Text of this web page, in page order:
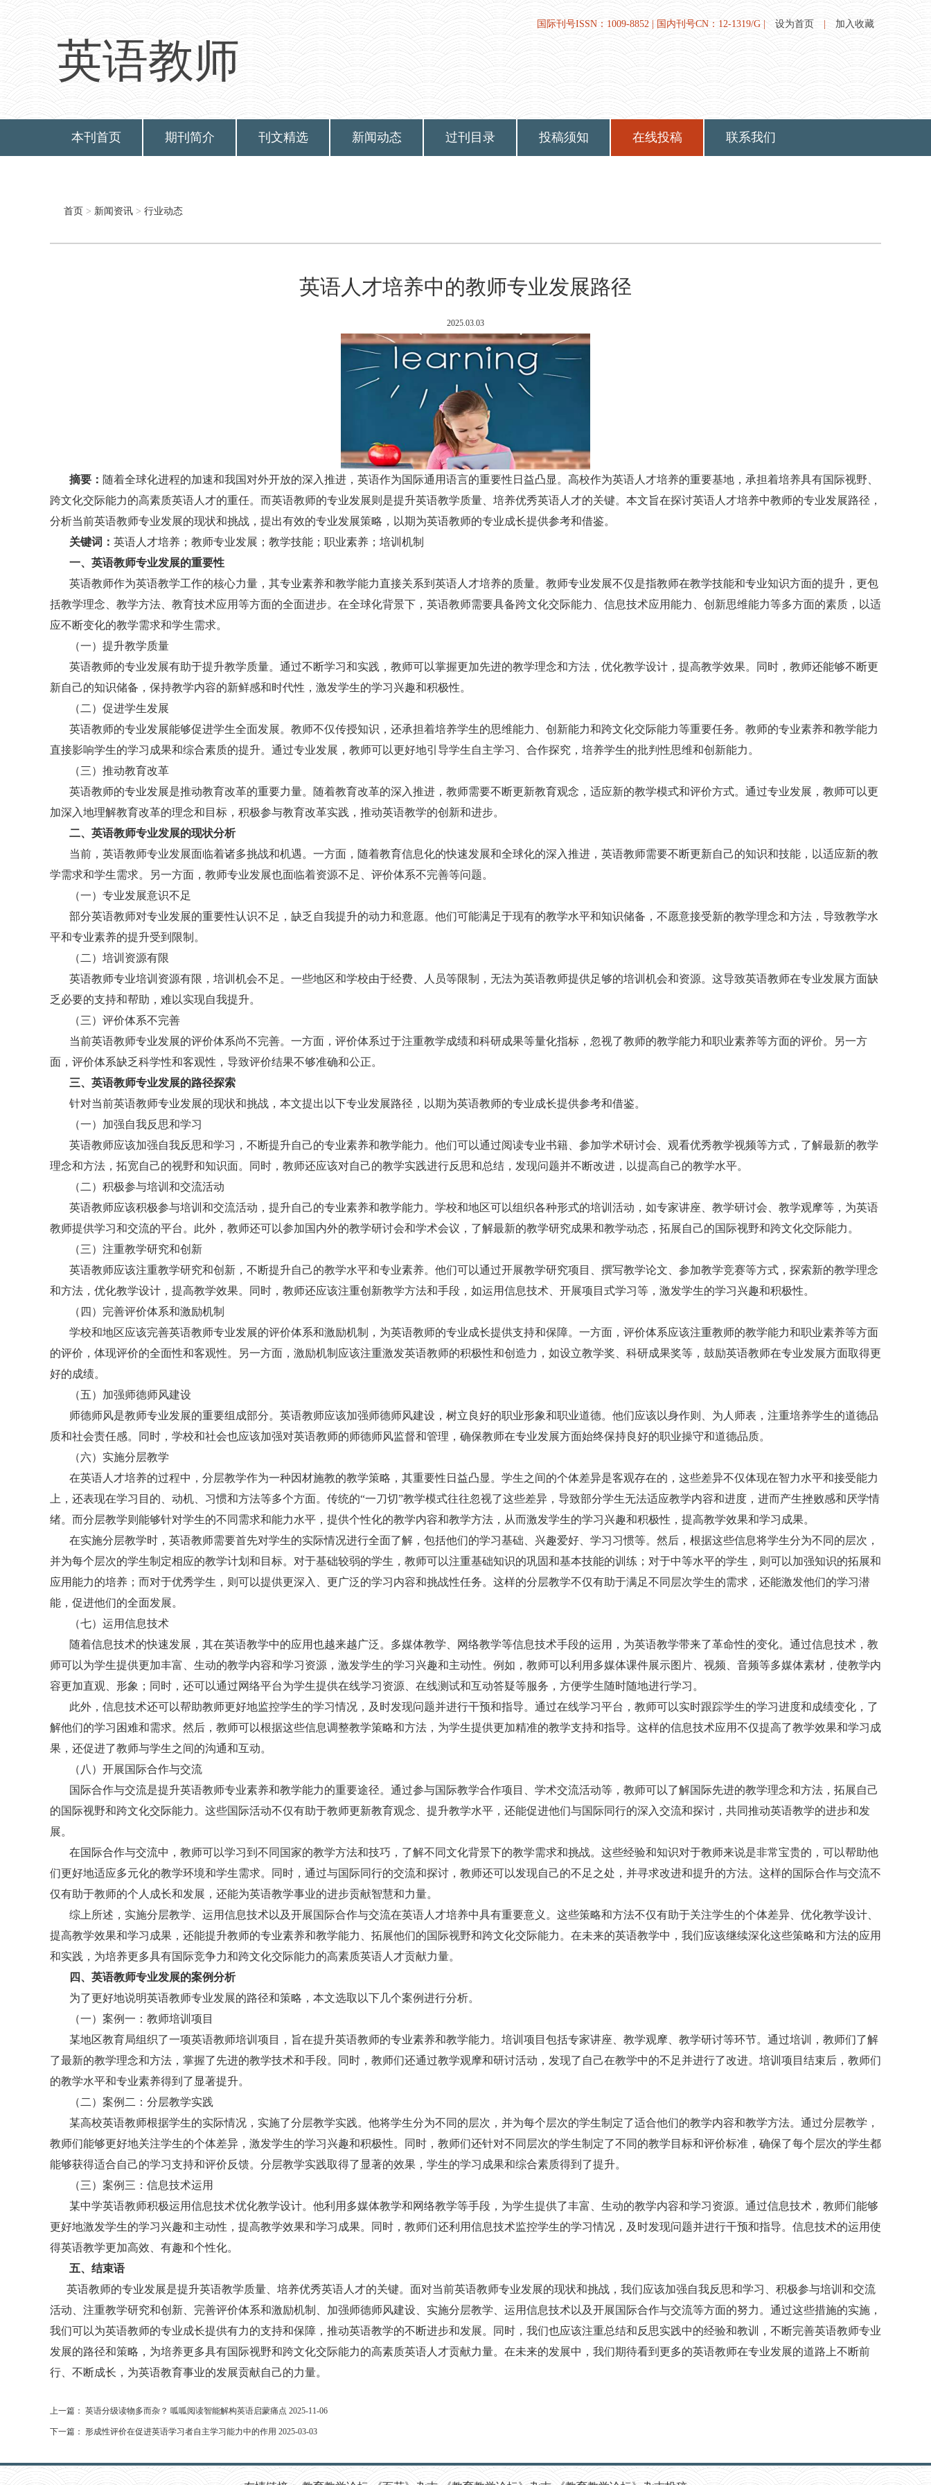
英语教师
国际刊号ISSN：1009-8852 | 国内刊号CN：12-1319/G | 设为首页 加入收藏
本刊首页 期刊简介 刊文精选 新闻动态 过刊目录 投稿须知 在线投稿 联系我们
首页 > 新闻资讯 > 行业动态
英语人才培养中的教师专业发展路径
2025.03.03
摘要 ： 随着全球化进程的加速和我国对外开放的深入推进，英语作为国际通用语言的重要性日益凸显。高校作为英语人才培养的重要基地，承担着培养具有国际视野、
跨文化交际能力的高素质英语人才的重任。而英语教师的专业发展则是提升英语教学质量、培养优秀英语人才的关键。本文旨在探讨英语人才培养中教师的专业发展路径，
分析当前英语教师专业发展的现状和挑战，提出有效的专业发展策略，以期为英语教师的专业成长提供参考和借鉴。
关键词 ：英语人才培养；教师专业发展；教学技能；职业素养；培训机制
一、英语教师专业发展的重要性
英语教师作为英语教学工作的核心力量，其专业素养和教学能力直接关系到英语人才培养的质量。教师专业发展不仅是指教师在教学技能和专业知识方面的提升，更包
括教学理念、教学方法、教育技术应用等方面的全面进步。在全球化背景下，英语教师需要具备跨文化交际能力、信息技术应用能力、创新思维能力等多方面的素质，以适
应不断变化的教学需求和学生需求。
（一）提升教学质量
英语教师的专业发展有助于提升教学质量。通过不断学习和实践，教师可以掌握更加先进的教学理念和方法，优化教学设计，提高教学效果。同时，教师还能够不断更
新自己的知识储备，保持教学内容的新鲜感和时代性，激发学生的学习兴趣和积极性。
（二）促进学生发展
英语教师的专业发展能够促进学生全面发展。教师不仅传授知识，还承担着培养学生的思维能力、创新能力和跨文化交际能力等重要任务。教师的专业素养和教学能力
直接影响学生的学习成果和综合素质的提升。通过专业发展，教师可以更好地引导学生自主学习、合作探究，培养学生的批判性思维和创新能力。
（三）推动教育改革
英语教师的专业发展是推动教育改革的重要力量。随着教育改革的深入推进，教师需要不断更新教育观念，适应新的教学模式和评价方式。通过专业发展，教师可以更
加深入地理解教育改革的理念和目标，积极参与教育改革实践，推动英语教学的创新和进步。
二、英语教师专业发展的现状分析
当前，英语教师专业发展面临着诸多挑战和机遇。一方面，随着教育信息化的快速发展和全球化的深入推进，英语教师需要不断更新自己的知识和技能，以适应新的教
学需求和学生需求。另一方面，教师专业发展也面临着资源不足、评价体系不完善等问题。
（一）专业发展意识不足
部分英语教师对专业发展的重要性认识不足，缺乏自我提升的动力和意愿。他们可能满足于现有的教学水平和知识储备，不愿意接受新的教学理念和方法，导致教学水
平和专业素养的提升受到限制。
（二）培训资源有限
英语教师专业培训资源有限，培训机会不足。一些地区和学校由于经费、人员等限制，无法为英语教师提供足够的培训机会和资源。这导致英语教师在专业发展方面缺
乏必要的支持和帮助，难以实现自我提升。
（三）评价体系不完善
当前英语教师专业发展的评价体系尚不完善。一方面，评价体系过于注重教学成绩和科研成果等量化指标，忽视了教师的教学能力和职业素养等方面的评价。另一方
面，评价体系缺乏科学性和客观性，导致评价结果不够准确和公正。
三、英语教师专业发展的路径探索
针对当前英语教师专业发展的现状和挑战，本文提出以下专业发展路径，以期为英语教师的专业成长提供参考和借鉴。
（一）加强自我反思和学习
英语教师应该加强自我反思和学习，不断提升自己的专业素养和教学能力。他们可以通过阅读专业书籍、参加学术研讨会、观看优秀教学视频等方式，了解最新的教学
理念和方法，拓宽自己的视野和知识面。同时，教师还应该对自己的教学实践进行反思和总结，发现问题并不断改进，以提高自己的教学水平。
（二）积极参与培训和交流活动
英语教师应该积极参与培训和交流活动，提升自己的专业素养和教学能力。学校和地区可以组织各种形式的培训活动，如专家讲座、教学研讨会、教学观摩等，为英语
教师提供学习和交流的平台。此外，教师还可以参加国内外的教学研讨会和学术会议，了解最新的教学研究成果和教学动态，拓展自己的国际视野和跨文化交际能力。
（三）注重教学研究和创新
英语教师应该注重教学研究和创新，不断提升自己的教学水平和专业素养。他们可以通过开展教学研究项目、撰写教学论文、参加教学竞赛等方式，探索新的教学理念
和方法，优化教学设计，提高教学效果。同时，教师还应该注重创新教学方法和手段，如运用信息技术、开展项目式学习等，激发学生的学习兴趣和积极性。
（四）完善评价体系和激励机制
学校和地区应该完善英语教师专业发展的评价体系和激励机制，为英语教师的专业成长提供支持和保障。一方面，评价体系应该注重教师的教学能力和职业素养等方面
的评价，体现评价的全面性和客观性。另一方面，激励机制应该注重激发英语教师的积极性和创造力，如设立教学奖、科研成果奖等，鼓励英语教师在专业发展方面取得更
好的成绩。
（五）加强师德师风建设
师德师风是教师专业发展的重要组成部分。英语教师应该加强师德师风建设，树立良好的职业形象和职业道德。他们应该以身作则、为人师表，注重培养学生的道德品
质和社会责任感。同时，学校和社会也应该加强对英语教师的师德师风监督和管理，确保教师在专业发展方面始终保持良好的职业操守和道德品质。
（六）实施分层教学
在英语人才培养的过程中，分层教学作为一种因材施教的教学策略，其重要性日益凸显。学生之间的个体差异是客观存在的，这些差异不仅体现在智力水平和接受能力
上，还表现在学习目的、动机、习惯和方法等多个方面。传统的“一刀切”教学模式往往忽视了这些差异，导致部分学生无法适应教学内容和进度，进而产生挫败感和厌学情
绪。而分层教学则能够针对学生的不同需求和能力水平，提供个性化的教学内容和教学方法，从而激发学生的学习兴趣和积极性，提高教学效果和学习成果。
在实施分层教学时，英语教师需要首先对学生的实际情况进行全面了解，包括他们的学习基础、兴趣爱好、学习习惯等。然后，根据这些信息将学生分为不同的层次，
并为每个层次的学生制定相应的教学计划和目标。对于基础较弱的学生，教师可以注重基础知识的巩固和基本技能的训练；对于中等水平的学生，则可以加强知识的拓展和
应用能力的培养；而对于优秀学生，则可以提供更深入、更广泛的学习内容和挑战性任务。这样的分层教学不仅有助于满足不同层次学生的需求，还能激发他们的学习潜
能，促进他们的全面发展。
（七）运用信息技术
随着信息技术的快速发展，其在英语教学中的应用也越来越广泛。多媒体教学、网络教学等信息技术手段的运用，为英语教学带来了革命性的变化。通过信息技术，教
师可以为学生提供更加丰富、生动的教学内容和学习资源，激发学生的学习兴趣和主动性。例如，教师可以利用多媒体课件展示图片、视频、音频等多媒体素材，使教学内
容更加直观、形象；同时，还可以通过网络平台为学生提供在线学习资源、在线测试和互动答疑等服务，方便学生随时随地进行学习。
此外，信息技术还可以帮助教师更好地监控学生的学习情况，及时发现问题并进行干预和指导。通过在线学习平台，教师可以实时跟踪学生的学习进度和成绩变化，了
解他们的学习困难和需求。然后，教师可以根据这些信息调整教学策略和方法，为学生提供更加精准的教学支持和指导。这样的信息技术应用不仅提高了教学效果和学习成
果，还促进了教师与学生之间的沟通和互动。
（八）开展国际合作与交流
国际合作与交流是提升英语教师专业素养和教学能力的重要途径。通过参与国际教学合作项目、学术交流活动等，教师可以了解国际先进的教学理念和方法，拓展自己
的国际视野和跨文化交际能力。这些国际活动不仅有助于教师更新教育观念、提升教学水平，还能促进他们与国际同行的深入交流和探讨，共同推动英语教学的进步和发
展。
在国际合作与交流中，教师可以学习到不同国家的教学方法和技巧，了解不同文化背景下的教学需求和挑战。这些经验和知识对于教师来说是非常宝贵的，可以帮助他
们更好地适应多元化的教学环境和学生需求。同时，通过与国际同行的交流和探讨，教师还可以发现自己的不足之处，并寻求改进和提升的方法。这样的国际合作与交流不
仅有助于教师的个人成长和发展，还能为英语教学事业的进步贡献智慧和力量。
综上所述，实施分层教学、运用信息技术以及开展国际合作与交流在英语人才培养中具有重要意义。这些策略和方法不仅有助于关注学生的个体差异、优化教学设计、
提高教学效果和学习成果，还能提升教师的专业素养和教学能力、拓展他们的国际视野和跨文化交际能力。在未来的英语教学中，我们应该继续深化这些策略和方法的应用
和实践，为培养更多具有国际竞争力和跨文化交际能力的高素质英语人才贡献力量。
四、英语教师专业发展的案例分析
为了更好地说明英语教师专业发展的路径和策略，本文选取以下几个案例进行分析。
（一）案例一：教师培训项目
某地区教育局组织了一项英语教师培训项目，旨在提升英语教师的专业素养和教学能力。培训项目包括专家讲座、教学观摩、教学研讨等环节。通过培训，教师们了解
了最新的教学理念和方法，掌握了先进的教学技术和手段。同时，教师们还通过教学观摩和研讨活动，发现了自己在教学中的不足并进行了改进。培训项目结束后，教师们
的教学水平和专业素养得到了显著提升。
（二）案例二：分层教学实践
某高校英语教师根据学生的实际情况，实施了分层教学实践。他将学生分为不同的层次，并为每个层次的学生制定了适合他们的教学内容和教学方法。通过分层教学，
教师们能够更好地关注学生的个体差异，激发学生的学习兴趣和积极性。同时，教师们还针对不同层次的学生制定了不同的教学目标和评价标准，确保了每个层次的学生都
能够获得适合自己的学习支持和评价反馈。分层教学实践取得了显著的效果，学生的学习成果和综合素质得到了提升。
（三）案例三：信息技术运用
某中学英语教师积极运用信息技术优化教学设计。他利用多媒体教学和网络教学等手段，为学生提供了丰富、生动的教学内容和学习资源。通过信息技术，教师们能够
更好地激发学生的学习兴趣和主动性，提高教学效果和学习成果。同时，教师们还利用信息技术监控学生的学习情况，及时发现问题并进行干预和指导。信息技术的运用使
得英语教学更加高效、有趣和个性化。
五、结束语
英语教师的专业发展是提升英语教学质量、培养优秀英语人才的关键。面对当前英语教师专业发展的现状和挑战，我们应该加强自我反思和学习、积极参与培训和交流
活动、注重教学研究和创新、完善评价体系和激励机制、加强师德师风建设、实施分层教学、运用信息技术以及开展国际合作与交流等方面的努力。通过这些措施的实施，
我们可以为英语教师的专业成长提供有力的支持和保障，推动英语教学的不断进步和发展。同时，我们也应该注重总结和反思实践中的经验和教训，不断完善英语教师专业
发展的路径和策略，为培养更多具有国际视野和跨文化交际能力的高素质英语人才贡献力量。在未来的发展中，我们期待看到更多的英语教师在专业发展的道路上不断前
行、不断成长，为英语教育事业的发展贡献自己的力量。
上一篇： 英语分级读物多而杂？ 呱呱阅读智能解构英语启蒙痛点 2025-11-06
下一篇： 形成性评价在促进英语学习者自主学习能力中的作用 2025-03-03